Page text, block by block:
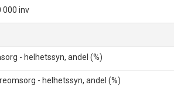
000 inv
- helhetssyn, andel (%)
- helhetssyn, andel (%)